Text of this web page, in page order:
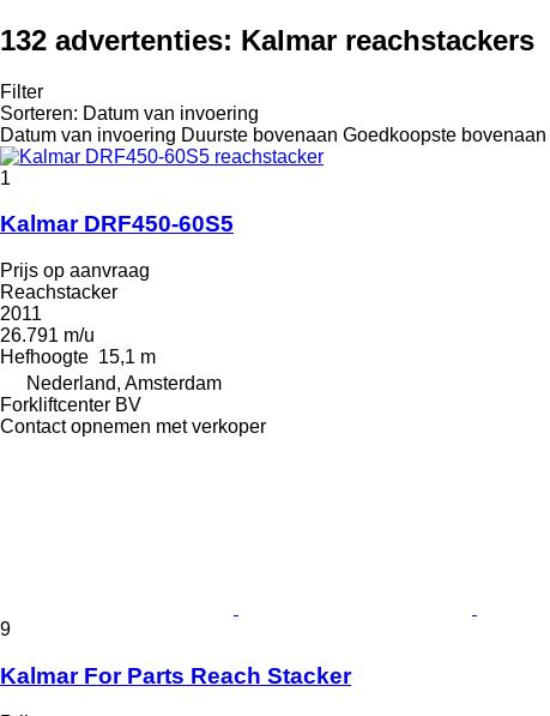
132 advertenties: Kalmar reachstackers
Filter
Sorteren: Datum van invoering
Datum van invoering Duurste bovenaan Goedkoopste bovenaan
1
Kalmar DRF450-60S5
Prijs op aanvraag
Reachstacker
2011
26.791 m/u
Hefhoogte 15,1 m
Nederland, Amsterdam
Forkliftcenter BV
Contact opnemen met verkoper
9
Kalmar For Parts Reach Stacker